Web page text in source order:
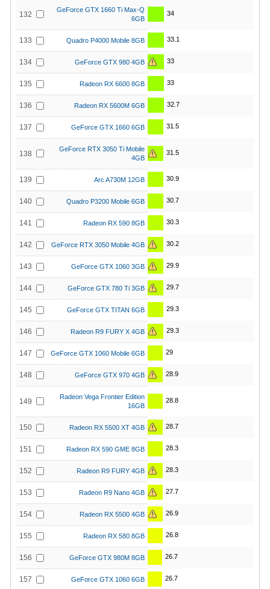
132
GeForce GTX 1660 Ti Max-Q
6GB
34
133 Quadro P4000 Mobile 8GB 33.1
134 GeForce GTX 980 4GB 33
135 Radeon RX 6600 8GB 33
136 Radeon RX 5600M 6GB 32.7
137 GeForce GTX 1660 6GB 31.5
138
GeForce RTX 3050 Ti Mobile
4GB
31.5
139 Arc A730M 12GB 30.9
140 Quadro P3200 Mobile 6GB 30.7
141 Radeon RX 590 8GB 30.3
142 GeForce RTX 3050 Mobile 4GB 30.2
143 GeForce GTX 1060 3GB 29.9
144 GeForce GTX 780 Ti 3GB 29.7
145 GeForce GTX TITAN 6GB 29.3
146 Radeon R9 FURY X 4GB 29.3
147 GeForce GTX 1060 Mobile 6GB 29
148 GeForce GTX 970 4GB 28.9
149
Radeon Vega Frontier Edition
16GB
28.8
150 Radeon RX 5500 XT 4GB 28.7
151 Radeon RX 590 GME 8GB 28.3
152 Radeon R9 FURY 4GB 28.3
153 Radeon R9 Nano 4GB 27.7
154 Radeon RX 5500 4GB 26.9
155 Radeon RX 580 8GB 26.8
156 GeForce GTX 980M 8GB 26.7
157 GeForce GTX 1060 6GB 26.7